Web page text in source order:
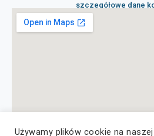
szczegółowe dane
Używamy plików cookie na